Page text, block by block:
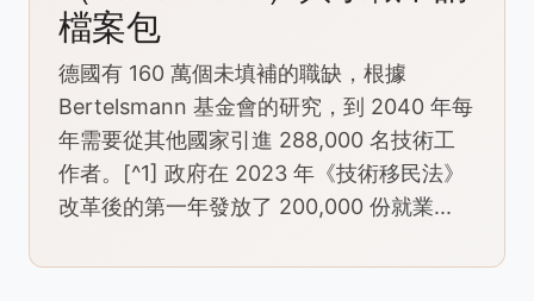
檔案包
德國有 160 萬個未填補的職缺，根據
Bertelsmann 基金會的研究，到 2040 年每
年需要從其他國家引進 288,000 名技術工
作者。[^1] 政府在 2023 年《技術移民法》
改革後的第一年發放了 200,000 份就業...